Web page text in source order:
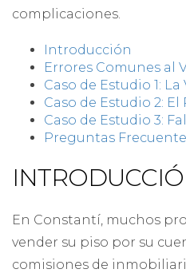
complicaciones.
Introducción
Errores Comunes al
Caso de Estudio 1:
Caso de Estudio 2:
Caso de Estudio 3:
Preguntas
En Constantí, muchos
vender su piso por su
comisiones de